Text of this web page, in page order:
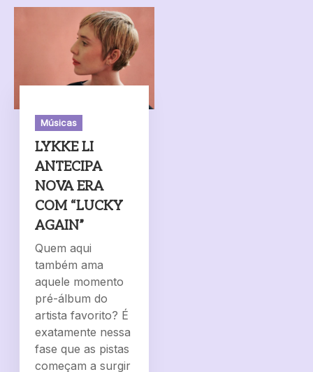
Músicas
LYKKE LI
ANTECIPA
NOVA ERA
COM “LUCKY
AGAIN”
Quem aqui
também ama
aquele momento
pré-álbum do
artista favorito? É
exatamente nessa
fase que as pistas
começam a surgir